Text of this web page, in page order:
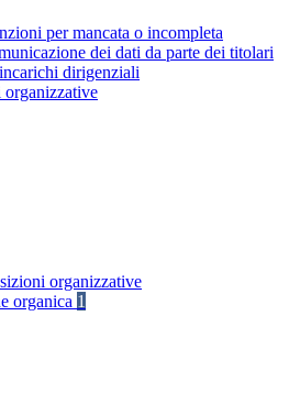
per mancata o incompleta
dei dati da parte dei titolari
dirigenziali
organizzative
organizzative
organica 1